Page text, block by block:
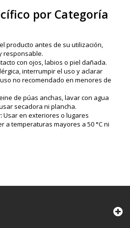
por Categoría
producto antes de su utilización,
responsable.
con ojos, labios o piel dañada.
interrumpir el uso y aclarar
no recomendado en menores de
de púas anchas, lavar con agua
secadora ni plancha.
Usar en exteriores o lugares
a temperaturas mayores a 50 °C ni